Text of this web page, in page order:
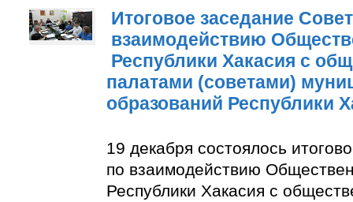
Итоговое заседание
взаимодействию
Республики Хакасия с
палатами (советами)
образований Республики
19 декабря состоялось
по взаимодействию
Республики Хакасия с